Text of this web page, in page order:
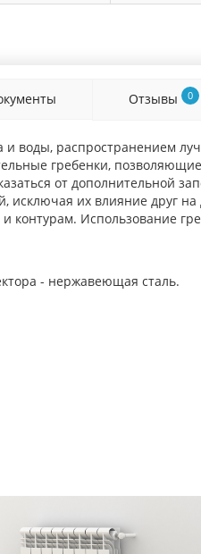
Отзывы 0
воды, распространением
гребенки,
от дополнительной
их влияние друг на
контурам. Использование
- нержавеющая сталь.